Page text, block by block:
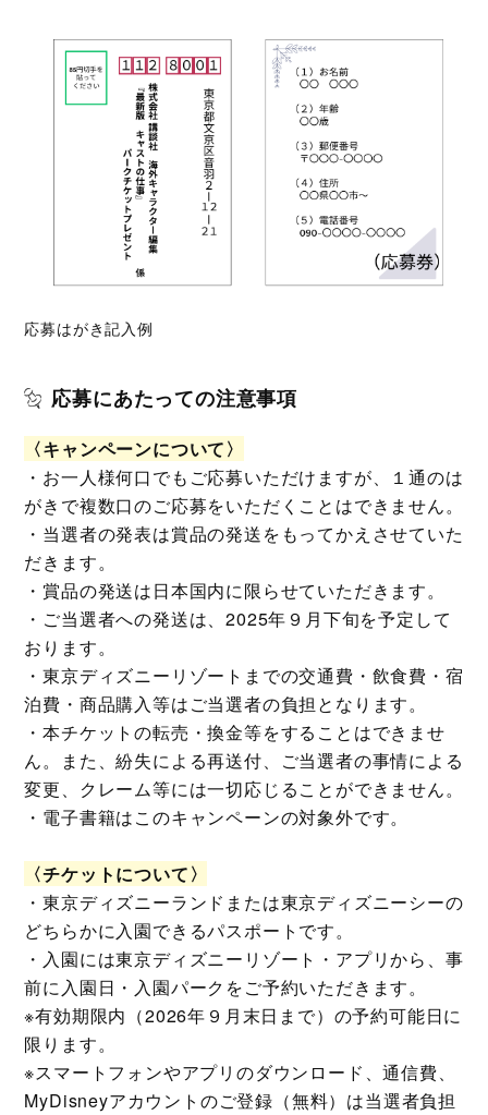
応募はがき記入例
応募にあたっての注意事項
〈キャンペーンについて〉
・お一人様何口でもご応募いただけますが、１通のは
がきで複数口のご応募をいただくことはできません。
・当選者の発表は賞品の発送をもってかえさせていた
だきます。
・賞品の発送は日本国内に限らせていただきます。
・ご当選者への発送は、2025年９月下旬を予定して
おります。
・東京ディズニーリゾートまでの交通費・飲食費・宿
泊費・商品購入等はご当選者の負担となります。
・本チケットの転売・換金等をすることはできませ
ん。また、紛失による再送付、ご当選者の事情による
変更、クレーム等には一切応じることができません。
・電子書籍はこのキャンペーンの対象外です。
〈チケットについて〉
・東京ディズニーランドまたは東京ディズニーシーの
どちらかに入園できるパスポートです。
・入園には東京ディズニーリゾート・アプリから、事
前に入園日・入園パークをご予約いただきます。
※有効期限内（2026年９月末日まで）の予約可能日に
限ります。
※スマートフォンやアプリのダウンロード、通信費、
MyDisneyアカウントのご登録（無料）は当選者負担